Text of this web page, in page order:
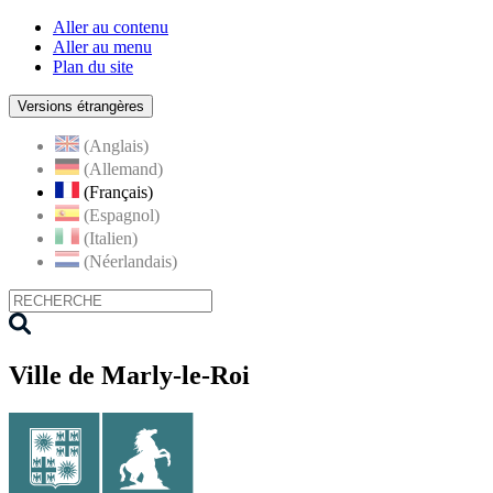
Aller au contenu
Aller au menu
Plan du site
Versions étrangères
(Anglais)
(Allemand)
(Français)
(Espagnol)
(Italien)
(Néerlandais)
Ville de Marly-le-Roi